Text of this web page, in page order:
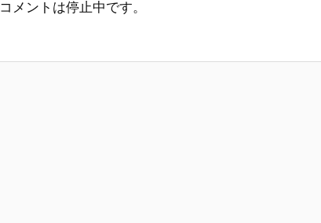
コメントは停止中です。